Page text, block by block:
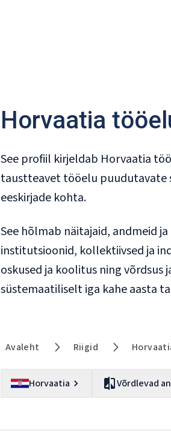
Horvaatia
See profiil kirjeldab Horvaatia
taustteavet tööelu puudutavate
eeskirjade kohta.
See hõlmab näitajaid, andmeid
institutsioonid, kollektiivsed ja
oskused ja koolitus ning
süstemaatiliselt iga kahe aasta
Avaleht Riigid
Horvaatia Võrdlevad